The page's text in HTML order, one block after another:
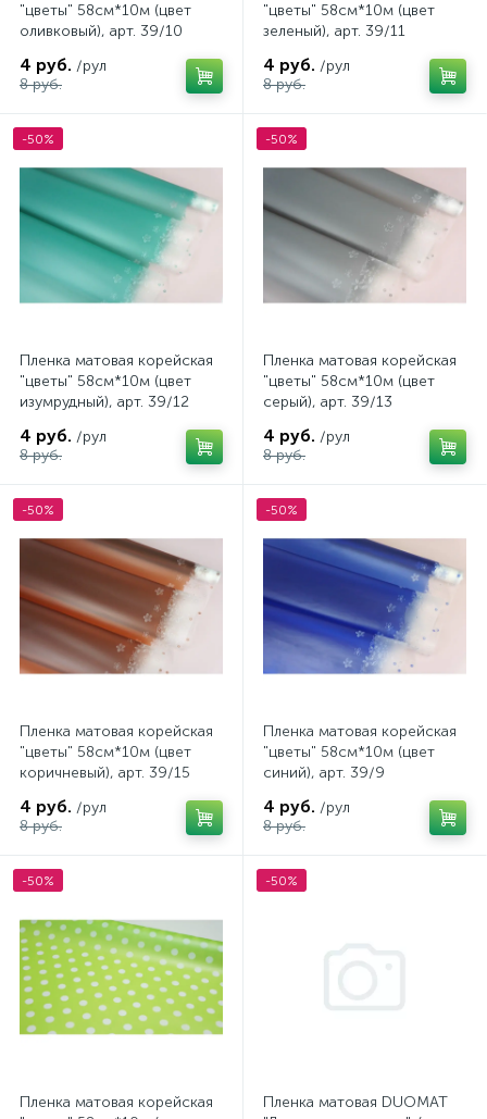
"цветы" 58см*10м (цвет
оливковый), арт. 39/10
4 руб. /рул
8 руб.
"цветы" 58см*10м (цвет
зеленый), арт. 39/11
4 руб. /рул
8 руб.
-50%
Пленка матовая корейская
"цветы" 58см*10м (цвет
изумрудный), арт. 39/12
4 руб. /рул
8 руб.
-50%
Пленка матовая корейская
"цветы" 58см*10м (цвет
серый), арт. 39/13
4 руб. /рул
8 руб.
-50%
Пленка матовая корейская
"цветы" 58см*10м (цвет
коричневый), арт. 39/15
4 руб. /рул
8 руб.
-50%
Пленка матовая корейская
"цветы" 58см*10м (цвет
синий), арт. 39/9
4 руб. /рул
8 руб.
-50%
Пленка матовая корейская
-50%
Пленка матовая DUOMAT